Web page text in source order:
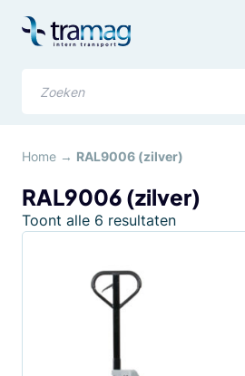
naar
Home → RAL9006 (zilver)
RAL9006 (zilver)
Toont alle 6 resultatenGesorteerd